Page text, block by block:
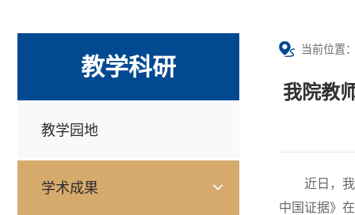
教学科研
教学园地
学术成果
当前位置
我院教
近日，
中国证据》